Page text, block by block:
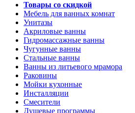
Товары со скидкой
Мебель для ванных комнат
Унитазы
Акриловые ванны
Гидромассажные ванны
Чугунные ванны
Стальные ванны
Ванны из литьевого мрамора
Раковины
Мойки кухонные
Инсталляции
Смесители
Душевые программы